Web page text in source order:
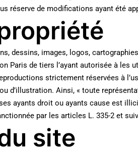
réserve de modifications ayant été
dessins, images, logos,
Paris de tiers l’ayant autorisée à les
strictement réservées à
d’illustration. Ainsi, « toute
ayants droit ou ayants cause est
par les articles L. 335-2 et
site